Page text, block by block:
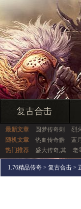
复古合击
最新文章 圆梦传奇刺 烈
随机文章
热血传奇皓 蓝
热门推荐
盛大传奇,其 老
1.76精品传奇 > 复古合击 >